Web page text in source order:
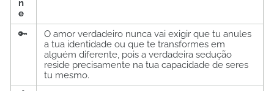
n
e
🔑
O amor verdadeiro nunca vai exigir que tu anules
a tua identidade ou que te transformes em
alguém diferente, pois a verdadeira sedução
reside precisamente na tua capacidade de seres
tu mesmo.